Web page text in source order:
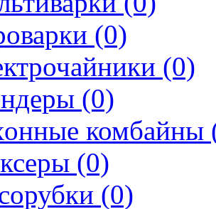
(0)
(0)
(0)
комбайны
(0)
(0)